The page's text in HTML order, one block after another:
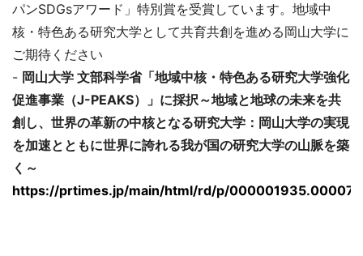
パンSDGsアワード」特別賞を受賞しています。地域中
核・特色ある研究大学として共育共創を進める岡山大学に
ご期待ください
- 岡山大学 文部科学省「地域中核・特色ある研究大学強化
促進事業（J-PEAKS）」に採択～地域と地球の未来を共
創し、世界の革新の中核となる研究大学：岡山大学の実現
を加速とともに世界に誇れる我が国の研究大学の山脈を築
く～
https://prtimes.jp/main/html/rd/p/